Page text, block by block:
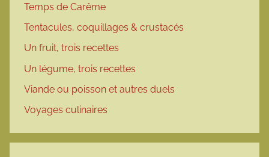
Temps de Carême
Tentacules, coquillages & crustacés
Un fruit, trois recettes
Un légume, trois recettes
Viande ou poisson et autres duels
Voyages culinaires